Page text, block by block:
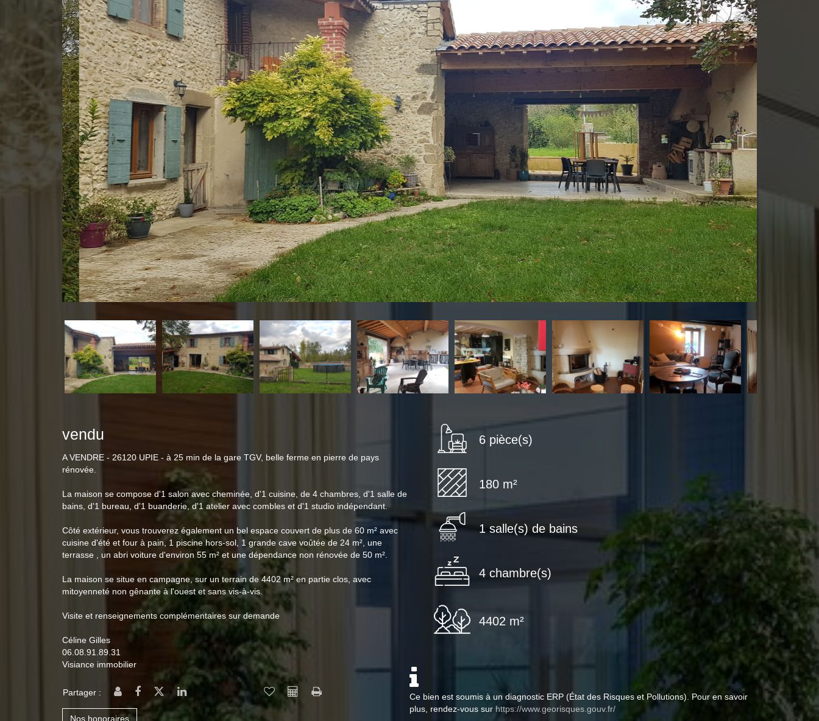
vendu
A VENDRE - 26120 UPIE - à 25 min de la gare TGV, belle ferme en pierre de pays
rénovée.
La maison se compose d'1 salon avec cheminée, d'1 cuisine, de 4 chambres, d'1 salle de
bains, d'1 bureau, d'1 buanderie, d'1 atelier avec combles et d'1 studio indépendant.
Côté extérieur, vous trouverez également un bel espace couvert de plus de 60 m² avec
cuisine d'été et four à pain, 1 piscine hors-sol, 1 grande cave voûtée de 24 m², une
terrasse , un abri voiture d'environ 55 m² et une dépendance non rénovée de 50 m².
La maison se situe en campagne, sur un terrain de 4402 m² en partie clos, avec
mitoyenneté non gênante à l'ouest et sans vis-à-vis.
Visite et renseignements complémentaires sur demande
Céline Gilles
06.08.91.89.31
Visiance immobilier
Partager :
Nos honoraires
6 pièce(s)
180 m²
1 salle(s) de bains
4 chambre(s)
4402 m²
Ce bien est soumis à un diagnostic ERP (État des Risques et Pollutions). Pour en savoir
plus, rendez-vous sur https://www.georisques.gouv.fr/